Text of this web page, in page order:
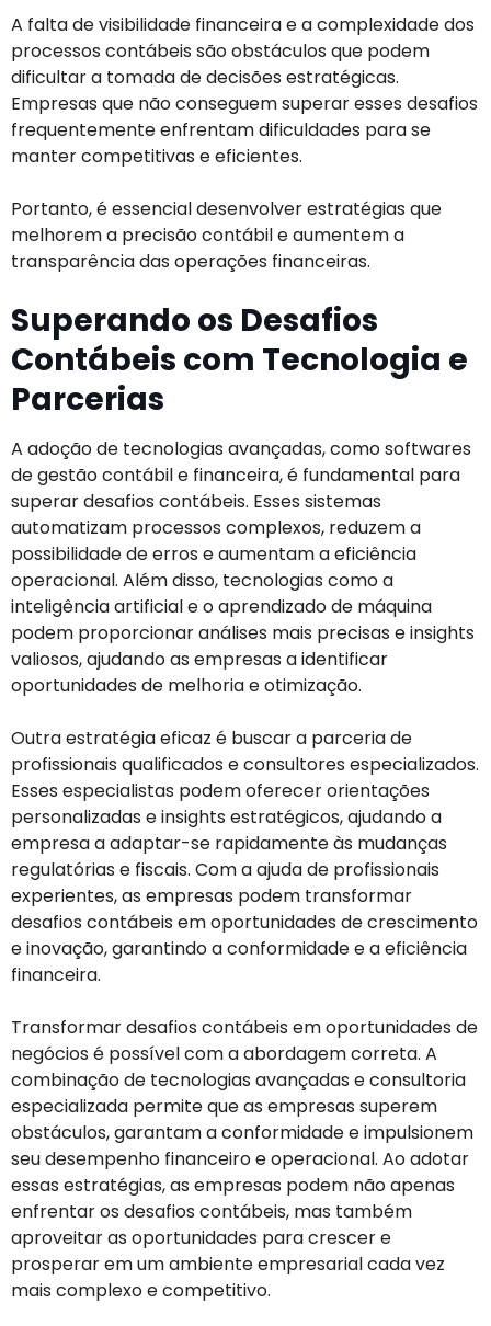
A falta de visibilidade financeira e a complexidade dos
processos contábeis são obstáculos que podem
dificultar a tomada de decisões estratégicas.
Empresas que não conseguem superar esses desafios
frequentemente enfrentam dificuldades para se
manter competitivas e eficientes.
Portanto, é essencial desenvolver estratégias que
melhorem a precisão contábil e aumentem a
transparência das operações financeiras.
Superando os Desafios
Contábeis com Tecnologia e
Parcerias
A adoção de tecnologias avançadas, como softwares
de gestão contábil e financeira, é fundamental para
superar desafios contábeis. Esses sistemas
automatizam processos complexos, reduzem a
possibilidade de erros e aumentam a eficiência
operacional. Além disso, tecnologias como a
inteligência artificial e o aprendizado de máquina
podem proporcionar análises mais precisas e insights
valiosos, ajudando as empresas a identificar
oportunidades de melhoria e otimização.
Outra estratégia eficaz é buscar a parceria de
profissionais qualificados e consultores especializados.
Esses especialistas podem oferecer orientações
personalizadas e insights estratégicos, ajudando a
empresa a adaptar-se rapidamente às mudanças
regulatórias e fiscais. Com a ajuda de profissionais
experientes, as empresas podem transformar
desafios contábeis em oportunidades de crescimento
e inovação, garantindo a conformidade e a eficiência
financeira.
Transformar desafios contábeis em oportunidades de
negócios é possível com a abordagem correta. A
combinação de tecnologias avançadas e consultoria
especializada permite que as empresas superem
obstáculos, garantam a conformidade e impulsionem
seu desempenho financeiro e operacional. Ao adotar
essas estratégias, as empresas podem não apenas
enfrentar os desafios contábeis, mas também
aproveitar as oportunidades para crescer e
prosperar em um ambiente empresarial cada vez
mais complexo e competitivo.